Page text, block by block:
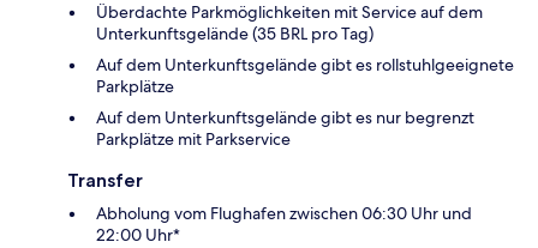
Überdachte Parkmöglichkeiten mit Service auf dem
Unterkunftsgelände (35 BRL pro Tag)
Auf dem Unterkunftsgelände gibt es rollstuhlgeeignete
Parkplätze
Auf dem Unterkunftsgelände gibt es nur begrenzt
Parkplätze mit Parkservice
Transfer
Abholung vom Flughafen zwischen 06:30 Uhr und
22:00 Uhr*